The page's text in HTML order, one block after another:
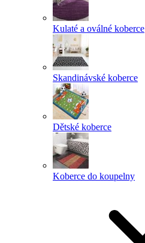
Kulaté a oválné koberce
Skandinávské koberce
Dětské koberce
Koberce do koupelny